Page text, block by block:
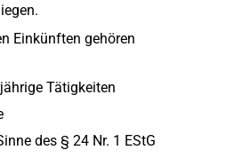
Einkünften gehören
Tätigkeiten
des § 24 Nr. 1 EStG